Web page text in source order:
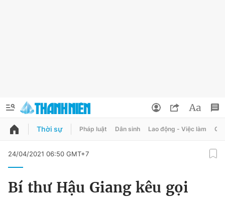
QUẢNG CÁO
Đổi mật khẩu
Thời sự Pháp luật Dân sinh Lao động - Việc làm
24/04/2021 06:50 GMT+7
Bí thư Hậu Giang kêu gọi